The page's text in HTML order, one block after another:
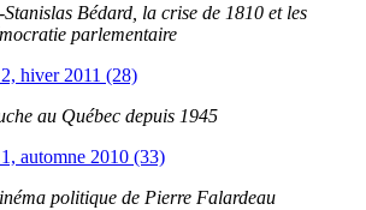
Bédard, la crise de 1810 et les
parlementaire
hiver 2011 (28)
au Québec depuis 1945
automne 2010 (33)
politique de Pierre Falardeau